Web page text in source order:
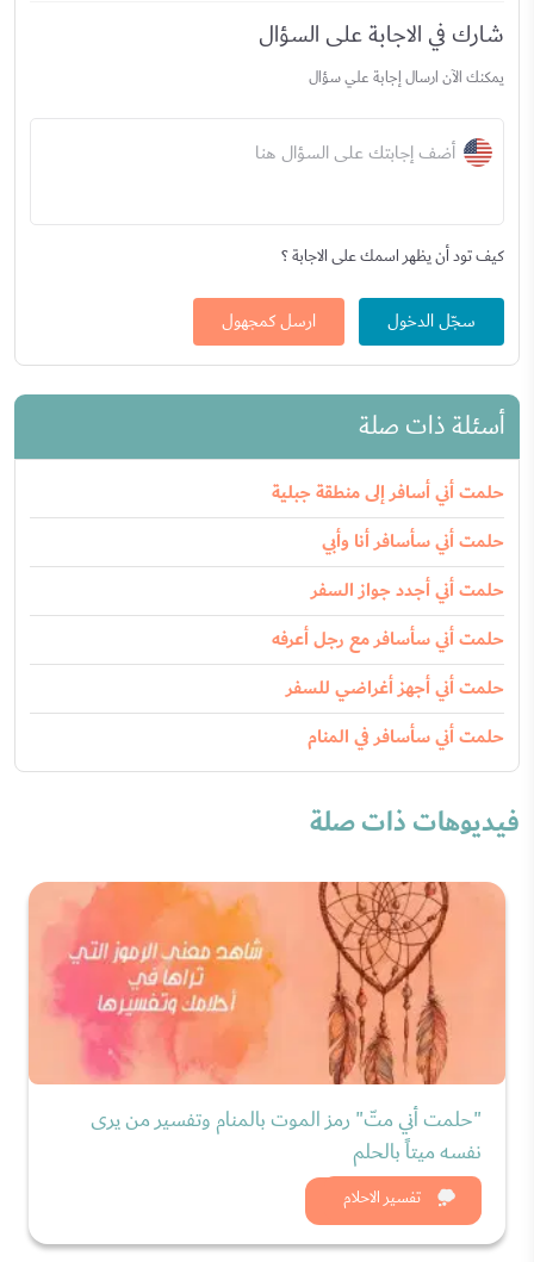
شارك في الاجابة على السؤال
يمكنك الآن ارسال إجابة علي سؤال
أضف إجابتك على السؤال هنا
كيف تود أن يظهر اسمك على الاجابة ؟
سجّل الدخول ارسل كمجهول
أسئلة ذات صلة
حلمت أني أسافر إلى منطقة جبلية
حلمت أني سأسافر أنا وأبي
حلمت أني أجدد جواز السفر
حلمت أني سأسافر مع رجل أعرفه
حلمت أني أجهز أغراضي للسفر
حلمت أني سأسافر في المنام
فيديوهات ذات صلة
تفسير الاحلام
"حلمت أني متّ" رمز الموت بالمنام وتفسير من يرى
نفسه ميتاً بالحلم
شاهد الان